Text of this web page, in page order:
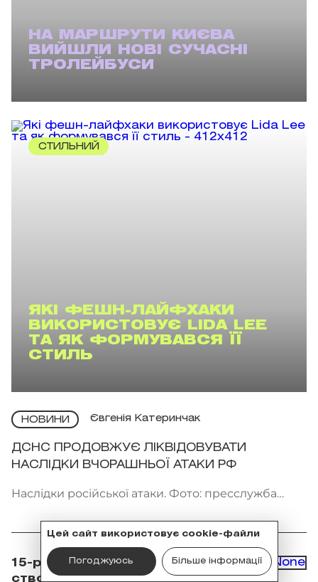
НА МАРШРУТИ КИЄВА
ВИЙШЛИ НОВІ СУЧАСНІ
ТРОЛЕЙБУСИ
СТИЛЬНИЙ
ЯКІ ФЕШН-ЛАЙФХАКИ
ВИКОРИСТОВУЄ LIDA LEE
ТА ЯК ФОРМУВАВСЯ ЇЇ
СТИЛЬ
НОВИНИ Євгенія Катеринчак
ДСНС ПРОДОВЖУЄ ЛІКВІДОВУВАТИ
НАСЛІДКИ ВЧОРАШНЬОЇ АТАКИ РФ
Наслідки російської атаки. Фото: пресслужба
15-річний українець
створює браслет, який
Цей сайт використовує cookie-файли
Погоджуюсь Більше інформації